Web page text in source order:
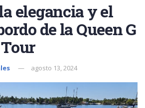
elegancia y el
de la Queen G
agosto 13, 2024